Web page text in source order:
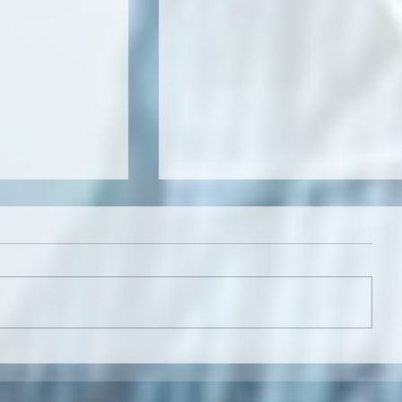
! NEWSLETTER : ELLE EST EN LIGNE